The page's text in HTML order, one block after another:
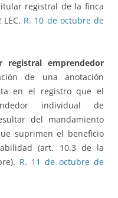
registral de la finca
R. 10 de octubre de
registral emprendedor
de una anotación
en el registro que el
individual de
del mandamiento
suprimen el beneficio
(art. 10.3 de la
R. 11 de octubre de